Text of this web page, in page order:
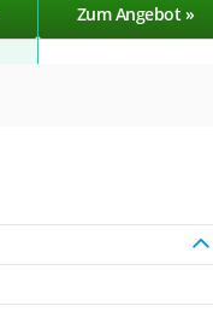
Zum Angebot »